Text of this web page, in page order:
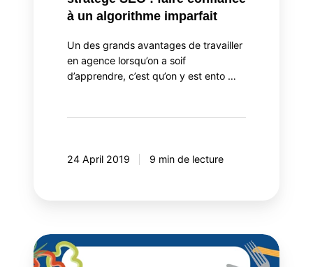
à un algorithme imparfait
Un des grands avantages de travailler
en agence lorsqu’on a soif
d’apprendre, c’est qu’on y est ento …
24 April 2019 9 min de lecture
Mettons
la